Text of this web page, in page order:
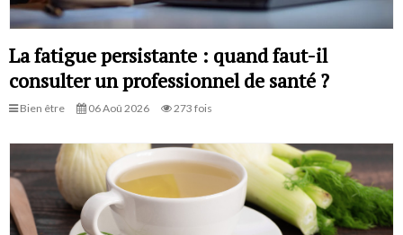
La fatigue persistante : quand faut-il
consulter un professionnel de santé ?
Bien être 06 Aoû 2026 273 fois